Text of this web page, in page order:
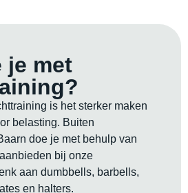
je met
is het sterker maken
belasting. Buiten
doe je met behulp van
bij onze
aan dumbbells, barbells,
en halters.